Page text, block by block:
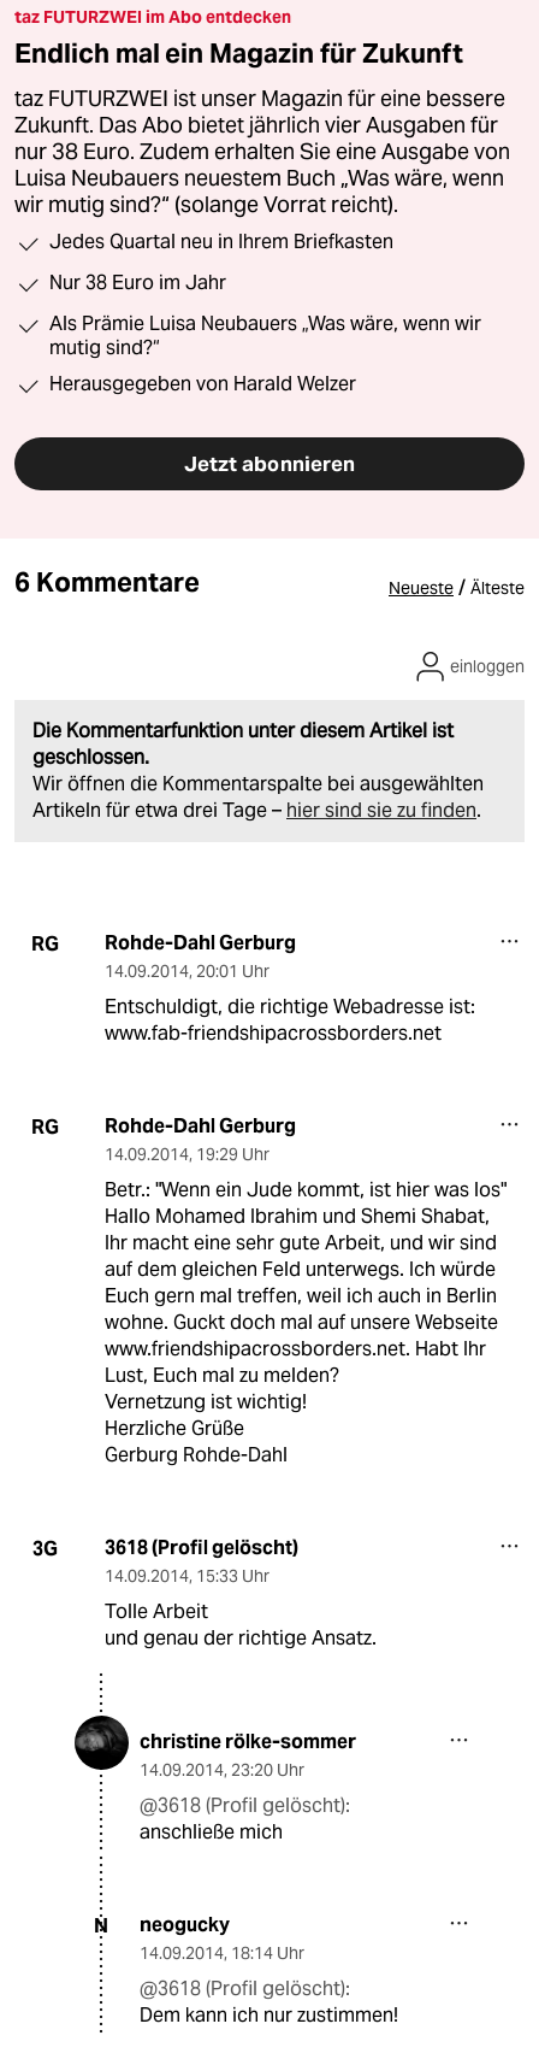
taz FUTURZWEI im Abo entdecken
Endlich mal ein Magazin für Zukunft
taz FUTURZWEI ist unser Magazin für eine bessere
Zukunft. Das Abo bietet jährlich vier Ausgaben für
nur 38 Euro. Zudem erhalten Sie eine Ausgabe von
Luisa Neubauers neuestem Buch „Was wäre, wenn
wir mutig sind?“ (solange Vorrat reicht).
Jedes Quartal neu in Ihrem Briefkasten
Nur 38 Euro im Jahr
Als Prämie Luisa Neubauers „Was wäre, wenn wir
mutig sind?“
Herausgegeben von Harald Welzer
Jetzt abonnieren
6 Kommentare Neueste / Älteste
Die Kommentarfunktion unter diesem Artikel ist
geschlossen.
Wir öffnen die Kommentarspalte bei ausgewählten
Artikeln für etwa drei Tage – hier sind sie zu finden.
einloggen
RG Rohde-Dahl Gerburg
14.09.2014, 20:01 Uhr
Entschuldigt, die richtige Webadresse ist:
www.fab-friendshipacrossborders.net
RG Rohde-Dahl Gerburg
14.09.2014, 19:29 Uhr
Betr.: "Wenn ein Jude kommt, ist hier was los"
Hallo Mohamed Ibrahim und Shemi Shabat,
Ihr macht eine sehr gute Arbeit, und wir sind
auf dem gleichen Feld unterwegs. Ich würde
Euch gern mal treffen, weil ich auch in Berlin
wohne. Guckt doch mal auf unsere Webseite
www.friendshipacrossborders.net. Habt Ihr
Lust, Euch mal zu melden?
Vernetzung ist wichtig!
Herzliche Grüße
Gerburg Rohde-Dahl
3G 3618 (Profil gelöscht)
14.09.2014, 15:33 Uhr
Tolle Arbeit
und genau der richtige Ansatz.
christine rölke-sommer
14.09.2014, 23:20 Uhr
@3618 (Profil gelöscht):
anschließe mich
N neogucky
14.09.2014, 18:14 Uhr
@3618 (Profil gelöscht):
Dem kann ich nur zustimmen!